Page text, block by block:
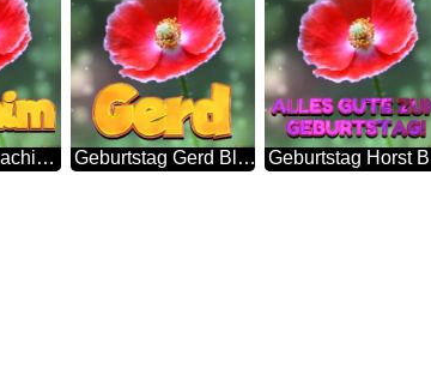
Geburtstag Joachim Blue Poppy Card Background Geburtstag Gerd Blue Poppy Card Background